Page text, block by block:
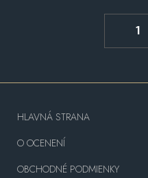
1
HLAVNÁ STRANA
O OCENENÍ
OBCHODNÉ PODMIENKY